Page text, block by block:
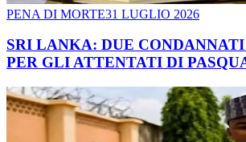
PENA DI MORTE31 LUGLIO 2026
SRI LANKA: DUE
PER GLI ATTENTATI DI